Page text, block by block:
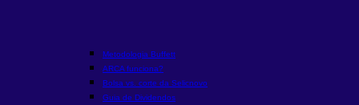
Metodologia Buffett
ARCA funciona?
Bolsa vs. corte da Selicnovo
Guia de Dividendos